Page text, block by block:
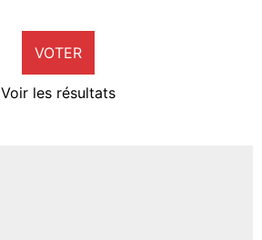
VOTER
Voir les résultats